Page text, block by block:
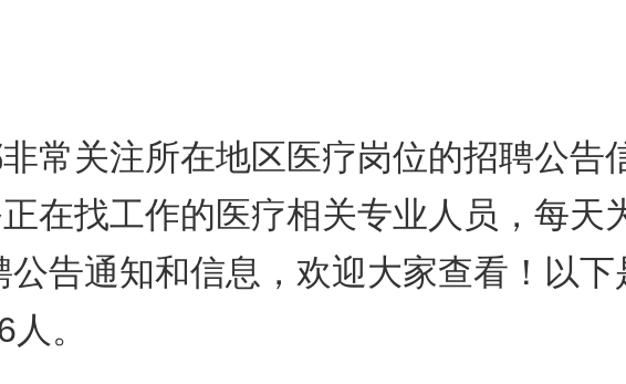
常关注所在地区医疗岗位的招聘公告
在找工作的医疗相关专业人员，每天
告通知和信息，欢迎大家查看！以
。